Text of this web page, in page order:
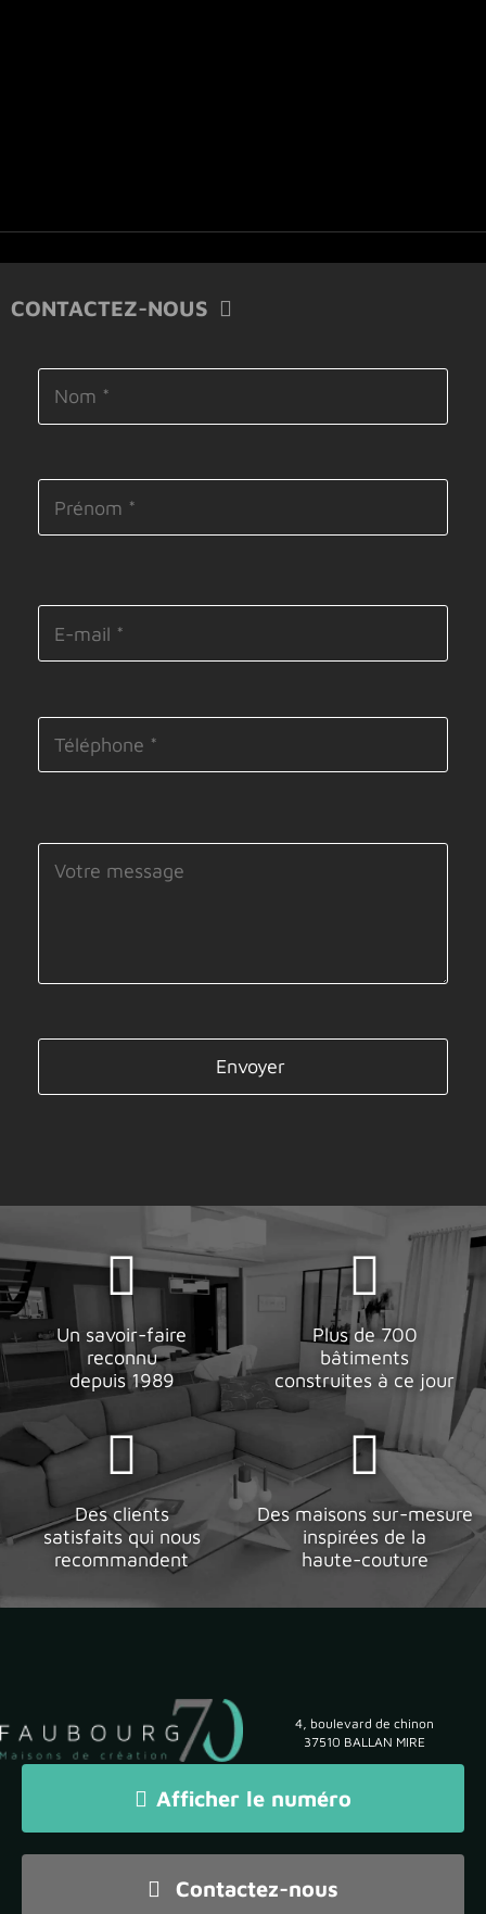
CONTACTEZ-NOUS
Veuillez laisser ce champ vide.
Un savoir-faire
reconnu
depuis 1989
Plus de 700
bâtiments
construites à ce jour
Des clients
satisfaits qui nous
recommandent
Des maisons sur-mesure
inspirées de la
haute-couture
4, boulevard de chinon
37510 BALLAN MIRE
Afficher le numéro
Contactez-nous